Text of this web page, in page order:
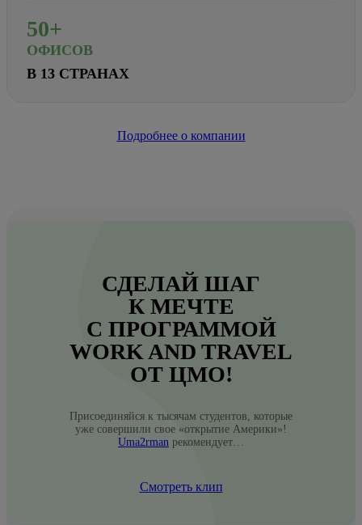
50+
ОФИСОВ
В 13 СТРАНАХ
Подробнее о компании
СДЕЛАЙ ШАГ
К МЕЧТЕ
С ПРОГРАММОЙ
WORK AND TRAVEL
ОТ ЦМО!
Присоединяйся к тысячам студентов, которые
уже совершили свое «открытие Америки»!
Uma2rman рекомендует…
Смотреть клип